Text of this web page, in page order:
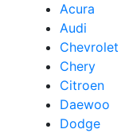
Acura
Audi
Сhevrolet
Chery
Сitroen
Daewoo
Dodge